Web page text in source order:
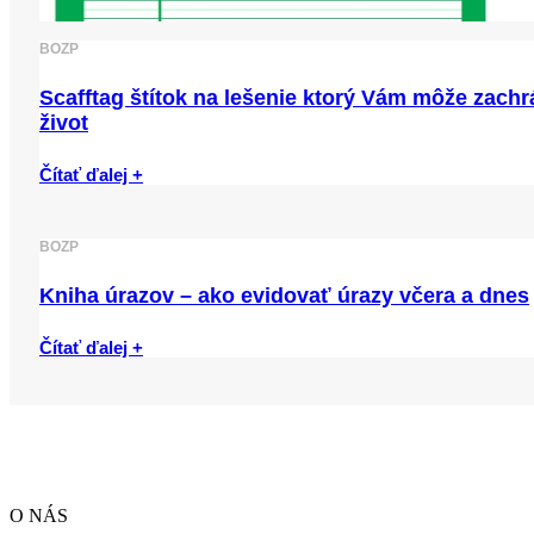
BOZP
Scafftag štítok na lešenie ktorý Vám môže
život
Čítať ďalej +
BOZP
Kniha úrazov – ako evidovať úrazy včera a dnes
Čítať ďalej +
O NÁS